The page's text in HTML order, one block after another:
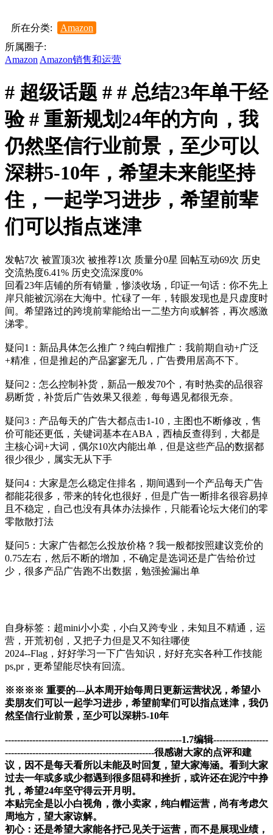
所在分类:
Amazon
所属圈子:
Amazon Amazon销售和运营
# 超级话题 # # 总结23年单干经
验 # 重新规划24年的方向，我
仍然坚信行业前景，至少可以
深耕5-10年，希望未来能坚持
住，一起学习进步，希望前辈
们可以指点迷津
发帖7次 被置顶3次 被推荐1次 质量分0星 回帖互动69次 历史
交流热度6.41% 历史交流深度0%
回看23年店铺的所有销量，惨淡收场，印证一句话：你不先上
岸只能被沉溺在大海中。忙碌了一年，转眼发现也是只虚度时
间。希望路过的跨境前辈能给出一二垫方向或解答，再次感激
涕零。
疑问1：新品具体怎么推广？纯白帽推广：我前期自动+广泛
+精准，但是推起的产品寥寥无几，广告费用居高不下。
疑问2：怎么控制补货，新品一般发70个，有时热卖的品很容
易断货，补货后广告效果又很差，每每遇见都很无奈。
疑问3：产品每天的广告大都点击1-10，主图也不断修改，售
价可能还更低，关键词基本在ABA，西柚反查得到，大都是
主核心词+大词，偶尔10次内能出单，但是这些产品的数据都
很少很少，属实无从下手
疑问4：大家是怎么稳定住排名，期间遇到一个产品每天广告
都能花很多，带来的转化也很好，但是广告一断排名很容易掉
且不稳定，自己也没有具体办法操作，只能看论坛大佬们的零
零散散打法
疑问5：大家广告都怎么投放价格？我一般都按照建议竞价的
0.75左右，然后不断的增加，不确定是选词还是广告给价过
少，很多产品广告跑不出数据，勉强捡漏出单
自身标签：超mini小小卖，小白又跨专业，未知且不精通，运
营，开荒初创，又把子力但是又不知往哪使
2024--Flag，好好学习一下广告知识，好好充实各种工作技能
ps,pr，更希望能尽快有回流。
※※※※ 重要的---从本周开始每周日更新运营状况，希望小
卖朋友们可以一起学习进步，希望前辈们可以指点迷津，我仍
然坚信行业前景，至少可以深耕5-10年
----------------------------------------------------------1.7编辑------------------
-------------------------------------------------很感谢大家的点评和建
议，因不是每天看所以未能及时回复，望大家海涵。看到大家
过去一年或多或少都遇到很多阻碍和挫折，或许还在泥泞中挣
扎，希望24年坚守得云开月明。
本贴完全是以小白视角，微小卖家，纯白帽运营，尚有考虑欠
周地方，望大家谅解。
初心：还是希望大家能各抒己见关于运营，而不是展现业绩，